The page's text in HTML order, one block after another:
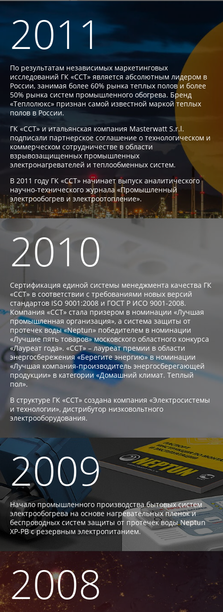
2011
По результатам независимых маркетинговых
исследований ГК «ССТ» является абсолютным лидером в
России, занимая более 60% рынка теплых полов и более
50% рынка систем промышленного обогрева. Бренд
«Теплолюкс» признан самой известной маркой теплых
полов в России.
ГК «ССТ» и итальянская компания Masterwatt S.r.l.
подписали партнерское соглашение о технологическом и
коммерческом сотрудничестве в области
взрывозащищенных промышленных
электронагревателей и теплообменных систем.
В 2011 году ГК «ССТ» начинает выпуск аналитического
научно-технического журнала «Промышленный
электрообогрев и электроотопление».
2010
Сертификация единой системы менеджмента качества ГК
«ССТ» в соответствии с требованиями новых версий
стандартов ISO 9001:2008 и ГОСТ Р ИСО 9001-2008.
Компания «ССТ» стала призером в номинации «Лучшая
промышленная организация», а система защиты от
протечек воды «Neptun» победителем в номинации
«Лучшие пять товаров» московского областного конкурса
«Лауреат года». «ССТ» – лауреат премии в области
энергосбережения «Берегите энергию» в номинации
«Лучшая компания-производитель энергосберегающей
продукции» в категории «Домашний климат. Теплый
пол».
В структуре ГК «ССТ» создана компания «Электросистемы
и технологии», дистрибутор низковольтного
электрооборудования.
2009
Начало промышленного производства бытовых систем
электрообогрева на основе нагревательных пленок и
беспроводных систем защиты от протечек воды Neptun
XP-PB с резервным электропитанием.
2008